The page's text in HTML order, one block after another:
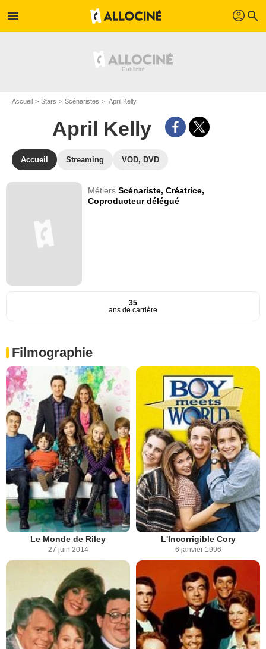
menu profil search
Accueil Stars Scénaristes April Kelly
April Kelly
Accueil Streaming VOD, DVD
MétiersScénariste,Créatrice,
Coproducteur délégué
35
ans de carrière
Filmographie
Le Monde de Riley
27 juin 2014
L'Incorrigible Cory
6 janvier 1996